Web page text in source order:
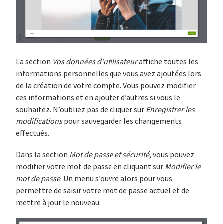
La section Vos données d’utilisateuraffiche toutes les
informations personnelles que vous avez ajoutées lors
de la création de votre compte. Vous pouvez modifier
ces informations et en ajouter d’autres si vous le
souhaitez. N’oubliez pas de cliquer sur Enregistrer les
modificationspour sauvegarder les changements
effectués.
Dans la section Mot de passe et sécurité, vous pouvez
modifier votre mot de passe en cliquant sur Modifier le
mot de passe. Un menu s’ouvre alors pour vous
permettre de saisir votre mot de passe actuel et de
mettre à jour le nouveau.